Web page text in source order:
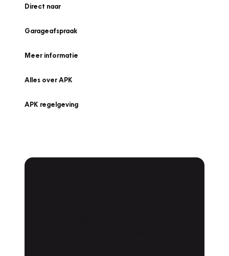
Direct naar
Garageafspraak
Meer informatie
Alles over APK
APK regelgeving